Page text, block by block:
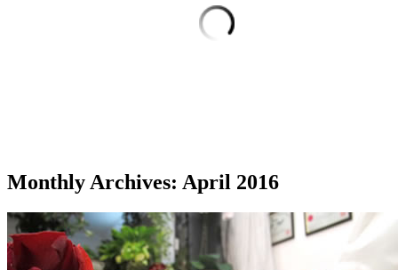
Monthly Archives: April 2016